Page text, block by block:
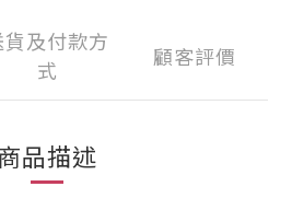
貨及付款方
式
顧客評價
品描述